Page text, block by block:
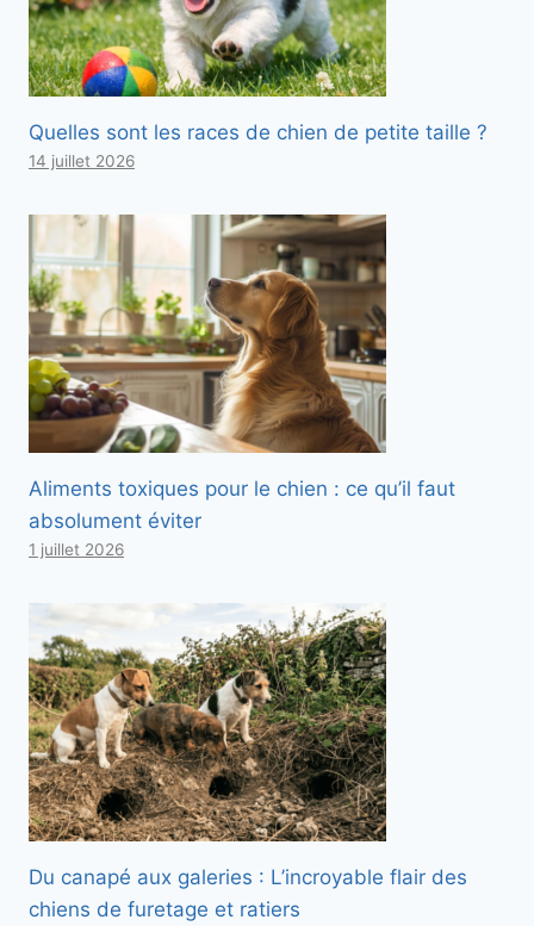
Quelles sont les races de chien de petite taille ?
14 juillet 2026
Aliments toxiques pour le chien : ce qu’il faut
absolument éviter
1 juillet 2026
Du canapé aux galeries : L’incroyable flair des
chiens de furetage et ratiers